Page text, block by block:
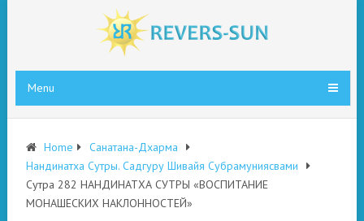
Menu
Home
Санатана-Дхарма
Нандинатха Сутры. Садгуру Шивайя Субрамуниясвами
Сутра 282 НАНДИНАТХА СУТРЫ «ВОСПИТАНИЕ
МОНАШЕСКИХ НАКЛОННОСТЕЙ»